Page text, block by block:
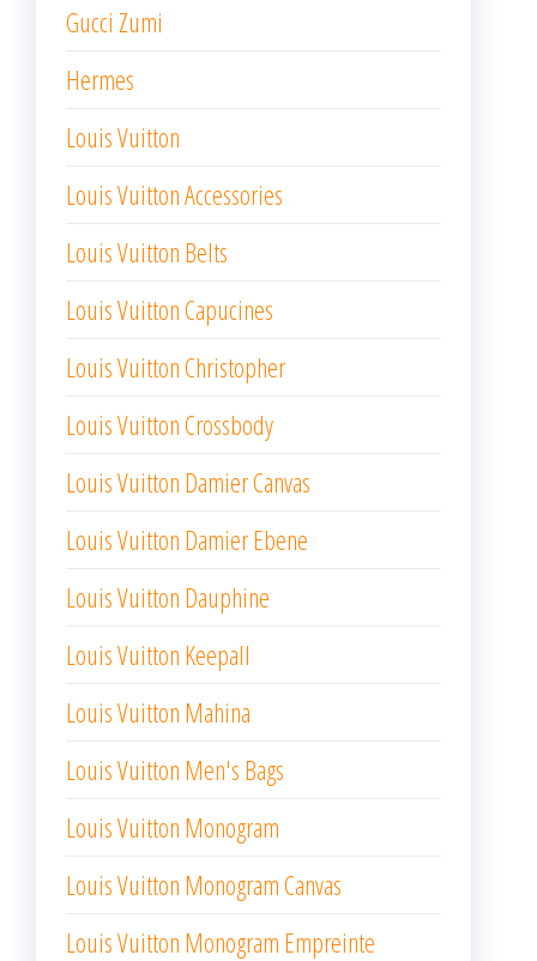
Gucci Zumi
Hermes
Louis Vuitton
Louis Vuitton Accessories
Louis Vuitton Belts
Louis Vuitton Capucines
Louis Vuitton Christopher
Louis Vuitton Crossbody
Louis Vuitton Damier Canvas
Louis Vuitton Damier Ebene
Louis Vuitton Dauphine
Louis Vuitton Keepall
Louis Vuitton Mahina
Louis Vuitton Men's Bags
Louis Vuitton Monogram
Louis Vuitton Monogram Canvas
Louis Vuitton Monogram Empreinte